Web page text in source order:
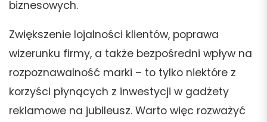
biznesowych.
Zwiększenie lojalności klientów, poprawa
wizerunku firmy, a także bezpośredni wpływ na
rozpoznawalność marki – to tylko niektóre z
korzyści płynących z inwestycji w gadżety
reklamowe na jubileusz. Warto więc rozważyć